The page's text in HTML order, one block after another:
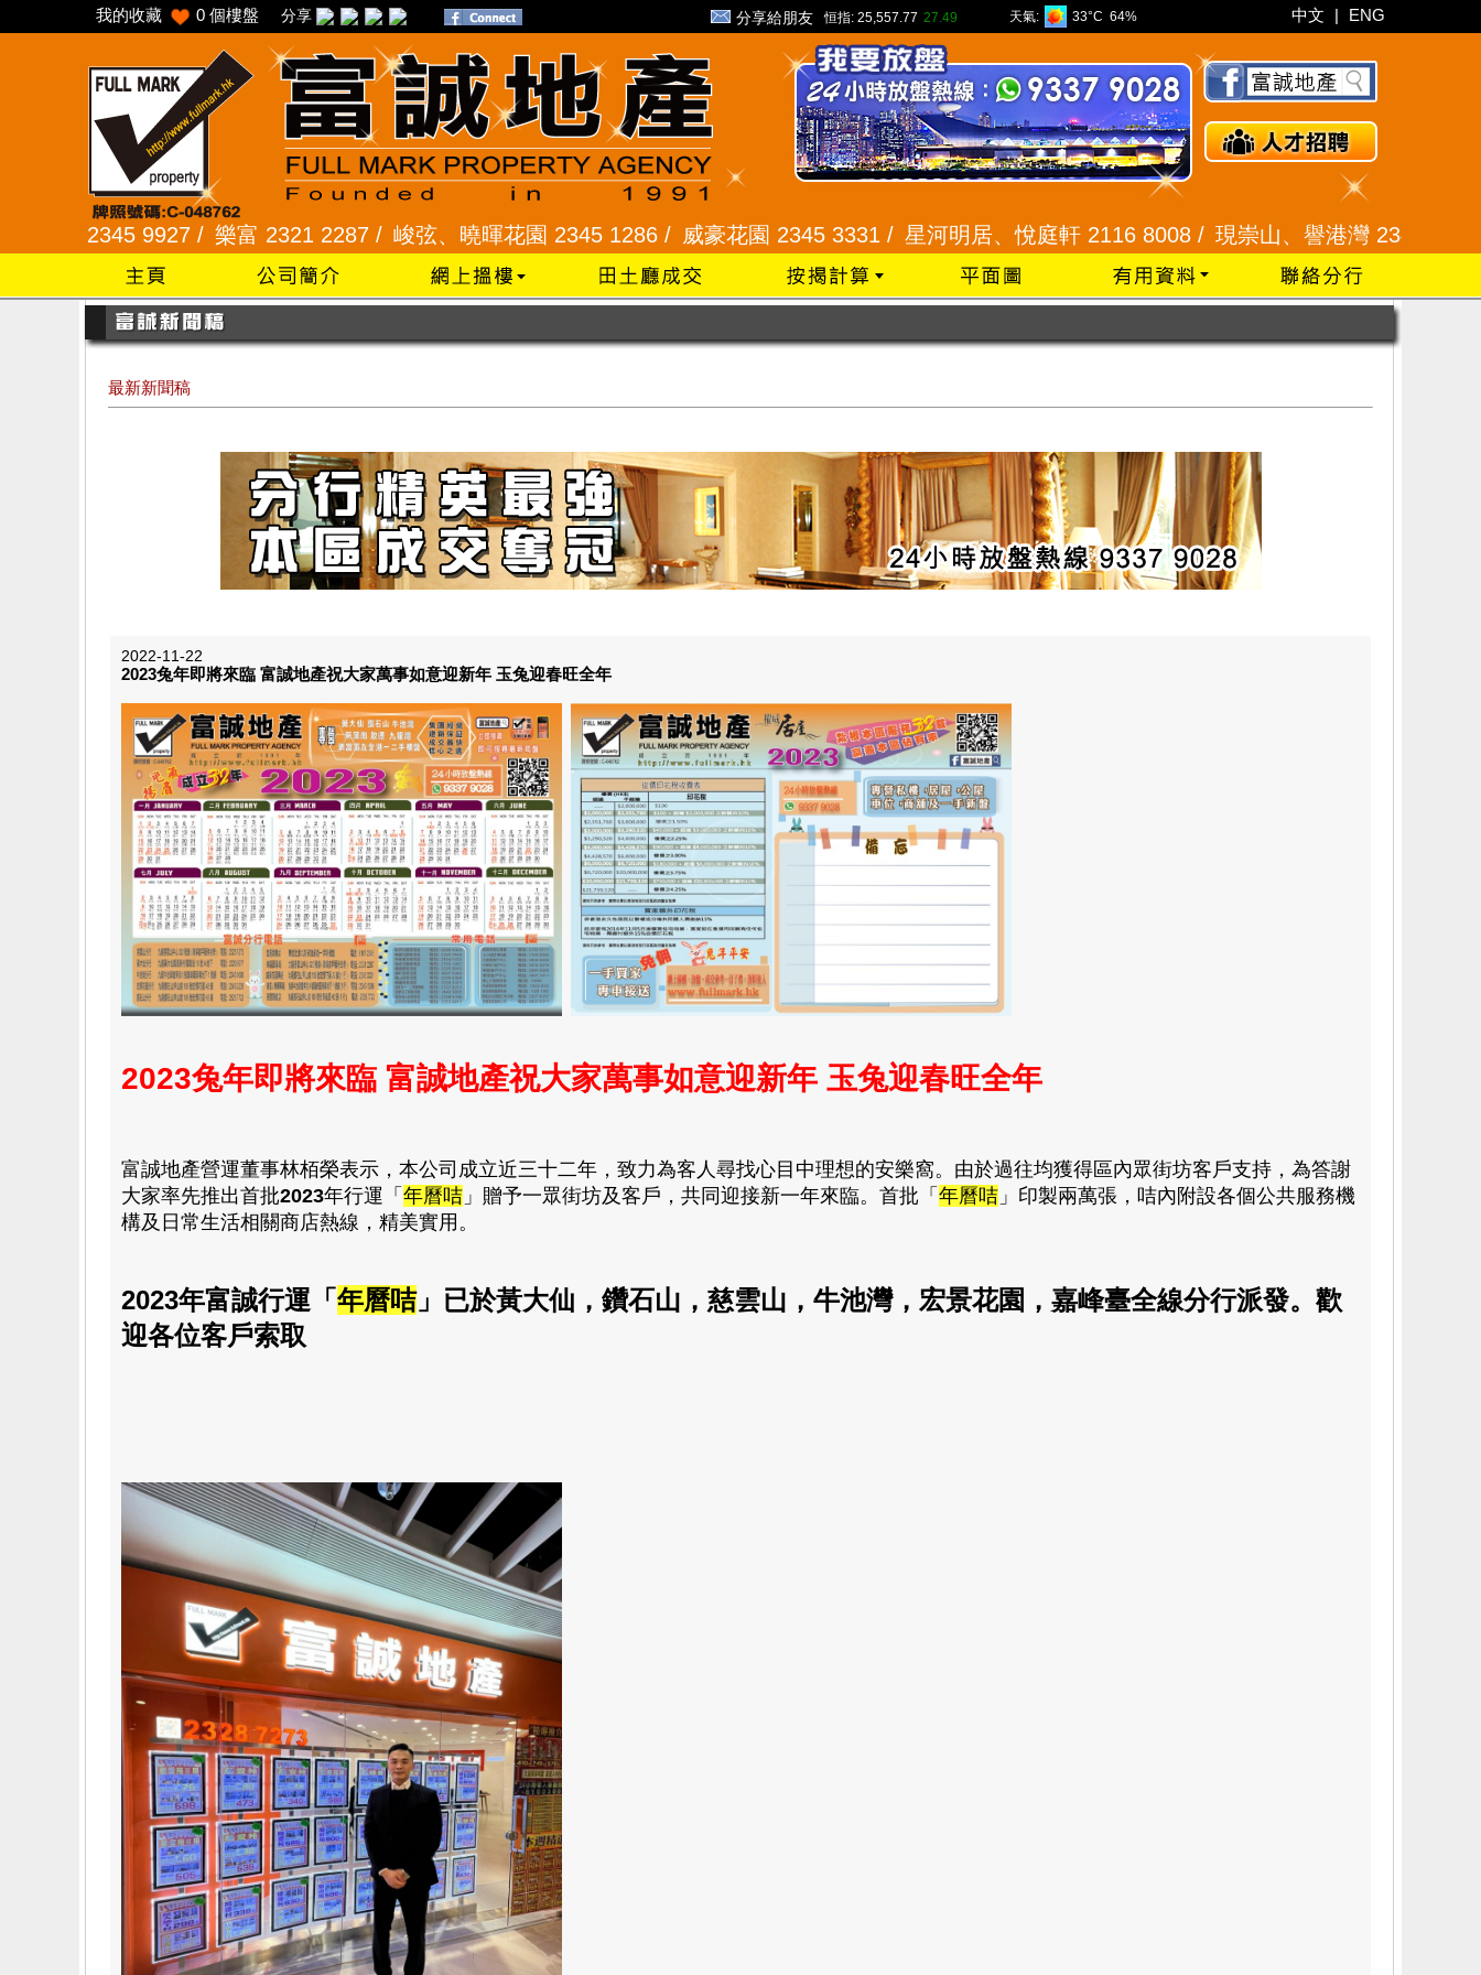
我的收藏 0 個樓盤 分享 分享給朋友 恒指: 25,557.77 27.49 天氣: 33°C 64% 中文 | ENG
9927 /樂富 2321 2287 /峻弦、曉暉花園 2345 1286 /威豪花園 2345 3331 /星河明居、悅庭軒 2116 8008 /現崇山、譽港灣 2345 9926 /藍田
最新新聞稿
2022-11-22
2023兔年即將來臨 富誠地產祝大家萬事如意迎新年 玉兔迎春旺全年
2023兔年即將來臨 富誠地產祝大家萬事如意迎新年 玉兔迎春旺全年
富誠地產營運董事林栢榮表示，本公司成立近三十二年，致力為客人尋找心目中理想的安樂窩。由於過往均獲得區內眾街坊客戶支持，為答謝
大家率先推出首批2023年行運「 年曆咭 」贈予一眾街坊及客戶，共同迎接新一年來臨。首批 「 年曆咭 」印製兩萬張 ， 咭內附設各個公共服務機
構及日常生活相關商店熱線，精美實用。
2023年富誠行運 「年曆咭」已於黃大仙，鑽石山，慈雲山，牛池灣，宏景花園，嘉峰臺全線分行派發。歡
迎各位客戶索取